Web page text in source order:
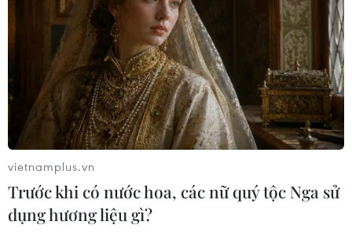
vietnamplus.vn
Trước khi có nước hoa, các nữ quý tộc Nga sử
dụng hương liệu gì?